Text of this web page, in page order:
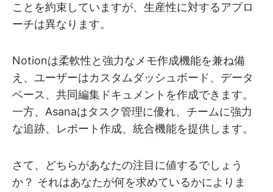
ことを約束していますが、生産性に対するアプロ
ーチは異なります。
Notionは柔軟性と強力なメモ作成機能を兼ね備
え、ユーザーはカスタムダッシュボード、データ
ベース、共同編集ドキュメントを作成できます。
一方、Asanaはタスク管理に優れ、チームに強力
な追跡、レポート作成、統合機能を提供します。
さて、どちらがあなたの注目に値するでしょう
か？ それはあなたが何を求めているかによりま